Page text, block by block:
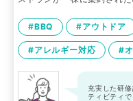
#BBQ #アウトドア
#アレルギー対応 #
充実した研
ティビティ